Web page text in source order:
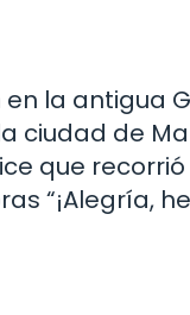
la antigua
ciudad de
que
“¡Alegría,